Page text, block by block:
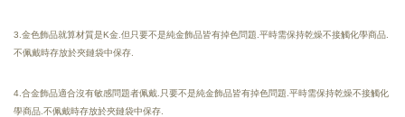
3.金色飾品就算材質是K金.但只要不是純金飾品皆有掉色問題.平時需保持乾燥不接觸化學商品.
不佩戴時存放於夾鏈袋中保存.
4.合金飾品適合沒有敏感問題者佩戴.只要不是純金飾品皆有掉色問題.平時需保持乾燥不接觸化
學商品.不佩戴時存放於夾鏈袋中保存.